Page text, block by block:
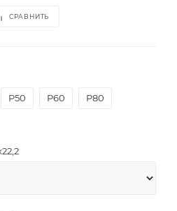
СРАВНИТЬ
P50 P60 P80